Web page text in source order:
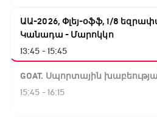
ԱԱ-2026, Փլեյ-օֆֆ, 1/8
Կանադա - Մարոկկո
13:45 - 15:45
GOAT. Սպորտային
15:45 - 16:15